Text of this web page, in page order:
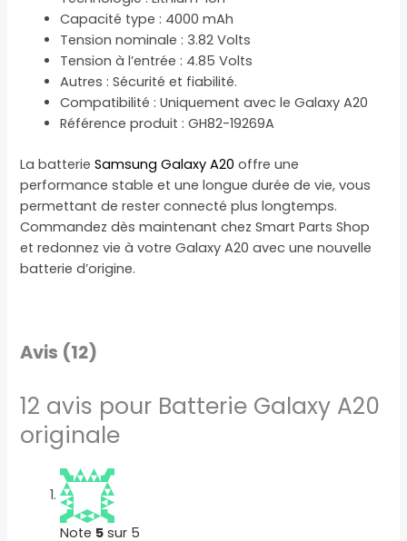
Capacité type : 4000 mAh
Tension nominale : 3.82 Volts
Tension à l’entrée : 4.85 Volts
Autres : Sécurité et fiabilité.
Compatibilité : Uniquement avec le Galaxy A20
Référence produit : GH82-19269A
La batterieSamsung Galaxy A20 offre une
performance stable et une longue durée de vie, vous
permettant de rester connecté plus longtemps.
Commandez dès maintenant chez Smart Parts Shop
et redonnez vie à votre Galaxy A20 avec une nouvelle
batterie d’origine.
Avis (12)
12 avis pour Batterie Galaxy A20
originale
Note 5 sur 5